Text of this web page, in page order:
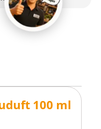
100 ml